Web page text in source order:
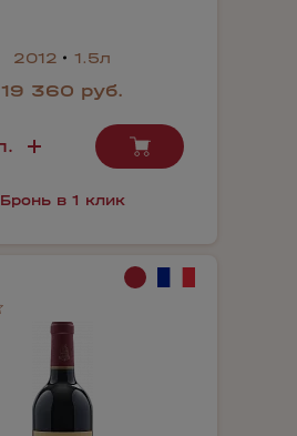
2012 1.5л
19 360 руб.
Бронь в 1 клик